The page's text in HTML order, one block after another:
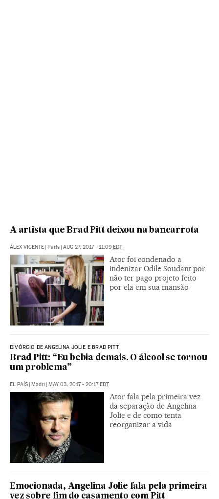
A artista que Brad Pitt deixou na bancarrota
ÁLEX VICENTE | Paris | AUG 27, 2017 - 11:09 EDT
Ator foi condenado a
indenizar Odile Soudant por
não ter pago projeto feito
por ela em sua mansão
DIVÓRCIO DE ANGELINA JOLIE E BRAD PITT
Brad Pitt: “Eu bebia demais. O álcool se tornou
um problema”
EL PAÍS | Madri | MAY 03, 2017 - 20:17EDT
Ator fala pela primeira vez
da separação de Angelina
Jolie e de como tenta
reorganizar a vida
Emocionada, Angelina Jolie fala pela primeira
vez sobre fim do casamento com Pitt